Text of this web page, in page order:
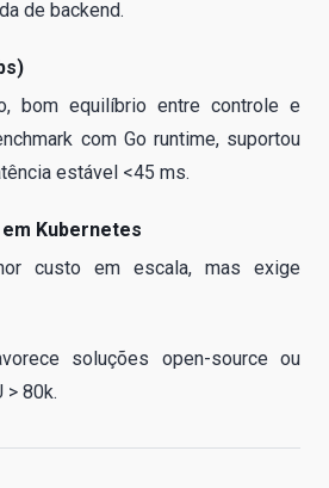
de backend.
bom equilíbrio entre controle e
com Go runtime, suportou
estável <45 ms.
Kubernetes
custo em escala, mas exige
soluções open-source ou
> 80k.